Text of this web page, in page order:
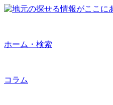
ホーム・検索
コラム